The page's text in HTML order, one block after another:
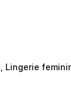
, Lingerie